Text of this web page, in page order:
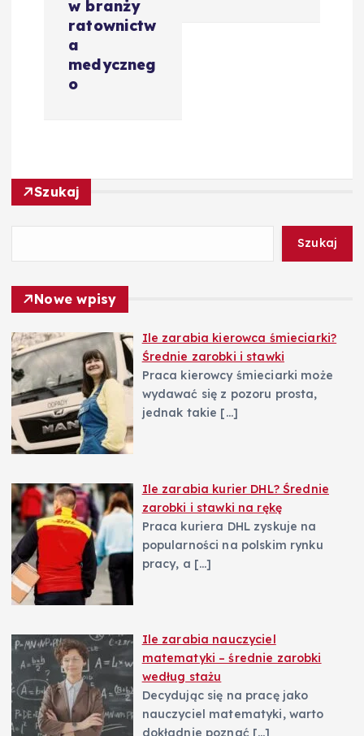
w
p
i
s
u
w branży
ratownictw
a
medyczneg
o
Szukaj
Szukaj
Nowe wpisy
Ile zarabia kierowca śmieciarki?
Średnie zarobki i stawki
Praca kierowcy śmieciarki może
wydawać się z pozoru prosta,
jednak takie […]
Ile zarabia kurier DHL? Średnie
zarobki i stawki na rękę
Praca kuriera DHL zyskuje na
popularności na polskim rynku
pracy, a […]
Ile zarabia nauczyciel
matematyki – średnie zarobki
według stażu
Decydując się na pracę jako
nauczyciel matematyki, warto
dokładnie poznać […]